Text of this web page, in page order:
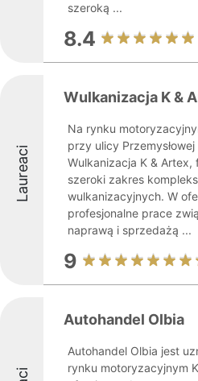
szeroką ...
8.4
Laureaci
Wulkanizacja K &
Na rynku
przy ulicy Przemysłowej
Wulkanizacja K & Artex,
szeroki zakres
wulkanizacyjnych. W
profesjonalne prace
naprawą i sprzedażą ...
9
Autohandel Olbia
Autohandel Olbia jest
rynku motoryzacyjnym